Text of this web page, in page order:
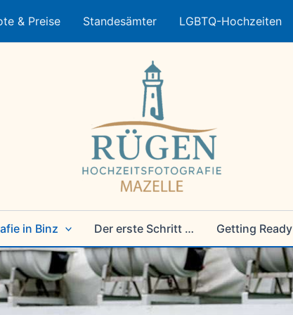
& Preise Standesämter LGBTQ-Hochzeiten
in Binz Der erste Schritt … Getting Ready